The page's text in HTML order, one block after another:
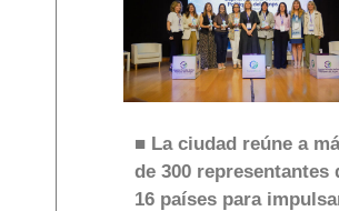
■ La ciudad reúne a
de 300 representantes
16 países para